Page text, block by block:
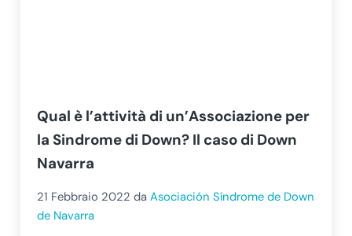
Qual è l’attività di un’Associazione per
la Sindrome di Down? Il caso di Down
Navarra
21 Febbraio 2022 daAsociación Síndrome de Down
de Navarra